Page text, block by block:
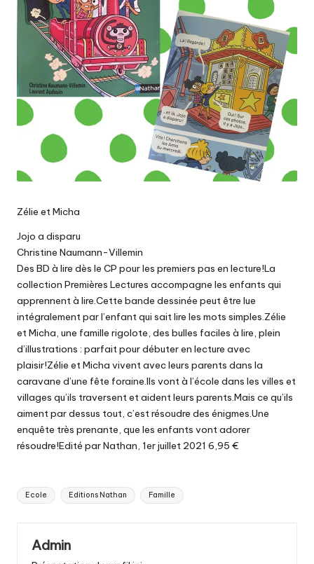
Zélie et Micha
Jojo a disparu
Christine Naumann-Villemin
Des BD à lire dès le CP pour les premiers pas en lecture!La
collection Premières Lectures accompagne les enfants qui
apprennent à lire.Cette bande dessinée peut être lue
intégralement par l’enfant qui sait lire les mots simples.Zélie
et Micha, une famille rigolote, des bulles faciles à lire, plein
d’illustrations : parfait pour débuter en lecture avec
plaisir!Zélie et Micha vivent avec leurs parents dans la
caravane d’une fête foraine.Ils vont à l’école dans les villes et
villages qu’ils traversent et aident leurs parents.Mais ce qu’ils
aiment par dessus tout, c’est résoudre des énigmes.Une
enquête très prenante, que les enfants vont adorer
résoudre!Edité par Nathan, 1er juillet 2021 6,95 €
Tags:
Ecole Editions Nathan Famille
Admin